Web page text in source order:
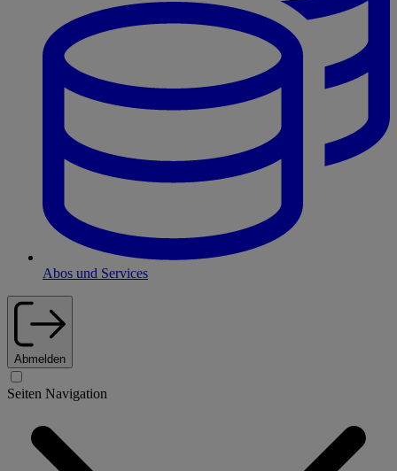
Abos und Services
Abmelden
Seiten Navigation